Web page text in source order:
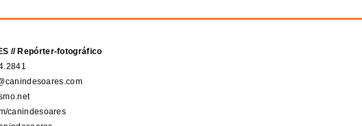
// Repórter-fotográfico
canindesoares